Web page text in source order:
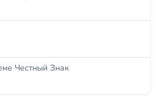
Честный Знак